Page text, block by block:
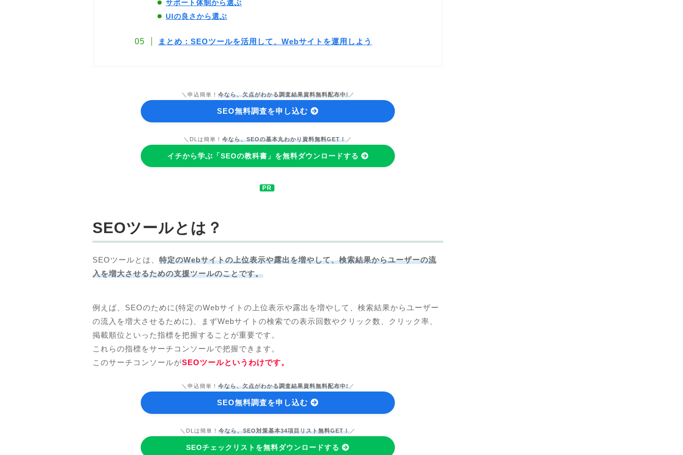
サポート体制から選ぶ
UIの良さから選ぶ
まとめ：SEOツールを活用して、Webサイトを運用しよう
＼申込簡単！ 今なら、欠点がわかる調査結果資料無料配布中!／
SEO無料調査を申し込む
＼DLは簡単！ 今なら、SEOの基本丸わかり資料無料GET！ ／
イチから学ぶ「SEOの教科書」を無料ダウンロードする
SEOツールとは？
SEOツールとは、 特定のWebサイトの上位表示や露出を増やして、検索結果からユーザーの流
入を増大させるための支援ツールのことです。
例えば、SEOのために(特定のWebサイトの上位表示や露出を増やして、検索結果からユーザー
の流入を増大させるために)、まずWebサイトの検索での表示回数やクリック数、クリック率、
掲載順位といった指標を把握することが重要です。
これらの指標をサーチコンソールで把握できます。
このサーチコンソールがSEOツールというわけです。
＼申込簡単！ 今なら、欠点がわかる調査結果資料無料配布中!／
SEO無料調査を申し込む
＼DLは簡単！ 今なら、SEO対策基本34項目リスト無料GET！ ／
SEOチェックリストを無料ダウンロードする